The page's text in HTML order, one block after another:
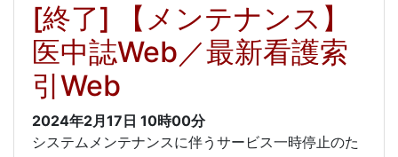
[終了] 【メンテナンス】
医中誌Web／最新看護索
引Web
2024年2月17日 10時00分
システムメンテナンスに伴うサービス一時停止のた